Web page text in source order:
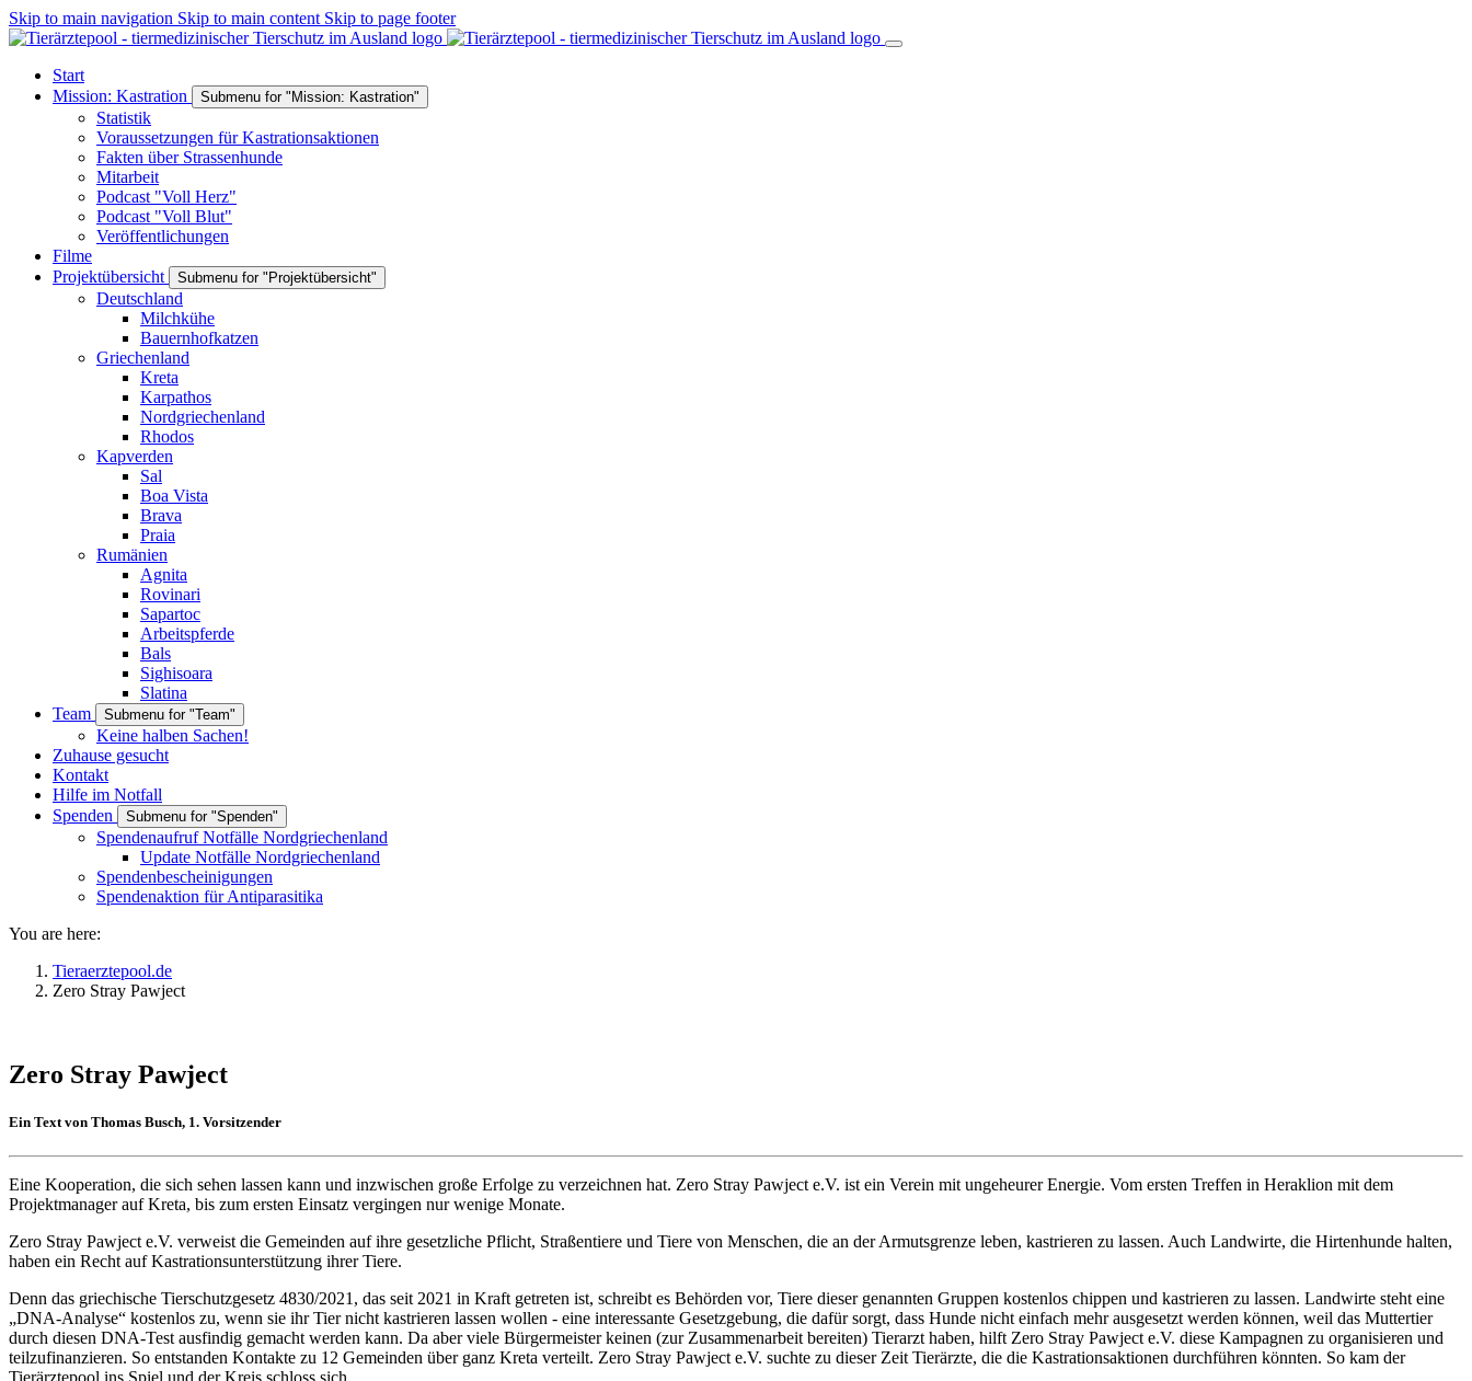
Skip to main navigation Skip to main content Skip to page footer
Start
Mission: Kastration
Submenu for "Mission: Kastration"
Statistik
Voraussetzungen für Kastrationsaktionen
Fakten über Strassenhunde
Mitarbeit
Podcast "Voll Herz"
Podcast "Voll Blut"
Veröffentlichungen
Filme
Projektübersicht
Submenu for "Projektübersicht"
Deutschland
Milchkühe
Bauernhofkatzen
Griechenland
Kreta
Karpathos
Nordgriechenland
Rhodos
Kapverden
Sal
Boa Vista
Brava
Praia
Rumänien
Agnita
Rovinari
Sapartoc
Arbeitspferde
Bals
Sighisoara
Slatina
Team
Submenu for "Team"
Keine halben Sachen!
Zuhause gesucht
Kontakt
Hilfe im Notfall
Spenden
Submenu for "Spenden"
Spendenaufruf Notfälle Nordgriechenland
Update Notfälle Nordgriechenland
Spendenbescheinigungen
Spendenaktion für Antiparasitika
You are here:
Tieraerztepool.de
Zero Stray Pawject
Zero Stray Pawject
Ein Text von Thomas Busch, 1. Vorsitzender
Eine Kooperation, die sich sehen lassen kann und inzwischen große Erfolge zu verzeichnen hat. Zero Stray Pawject e.V. ist ein Verein mit ungeheurer Energie. Vom ersten Treffen in Heraklion mit dem
Projektmanager auf Kreta, bis zum ersten Einsatz vergingen nur wenige Monate.
Zero Stray Pawject e.V. verweist die Gemeinden auf ihre gesetzliche Pflicht, Straßentiere und Tiere von Menschen, die an der Armutsgrenze leben, kastrieren zu lassen. Auch Landwirte, die Hirtenhunde halten,
haben ein Recht auf Kastrationsunterstützung ihrer Tiere.
Denn das griechische Tierschutzgesetz 4830/2021, das seit 2021 in Kraft getreten ist, schreibt es Behörden vor, Tiere dieser genannten Gruppen kostenlos chippen und kastrieren zu lassen. Landwirte steht eine
„DNA-Analyse“ kostenlos zu, wenn sie ihr Tier nicht kastrieren lassen wollen - eine interessante Gesetzgebung, die dafür sorgt, dass Hunde nicht einfach mehr ausgesetzt werden können, weil das Muttertier
durch diesen DNA-Test ausfindig gemacht werden kann. Da aber viele Bürgermeister keinen (zur Zusammenarbeit bereiten) Tierarzt haben, hilft Zero Stray Pawject e.V. diese Kampagnen zu organisieren und
teilzufinanzieren. So entstanden Kontakte zu 12 Gemeinden über ganz Kreta verteilt. Zero Stray Pawject e.V. suchte zu dieser Zeit Tierärzte, die die Kastrationsaktionen durchführen könnten. So kam der